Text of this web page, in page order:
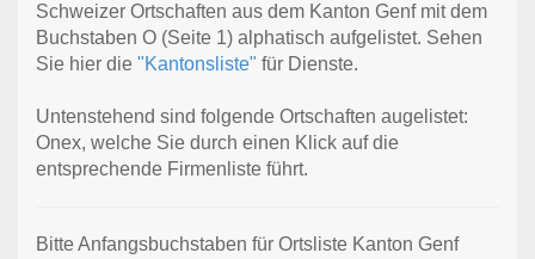
Schweizer Ortschaften aus dem Kanton Genf mit dem
Buchstaben O (Seite 1) alphatisch aufgelistet. Sehen
Sie hier die "Kantonsliste" für Dienste.
Untenstehend sind folgende Ortschaften augelistet:
Onex, welche Sie durch einen Klick auf die
entsprechende Firmenliste führt.
Bitte Anfangsbuchstaben für Ortsliste Kanton Genf